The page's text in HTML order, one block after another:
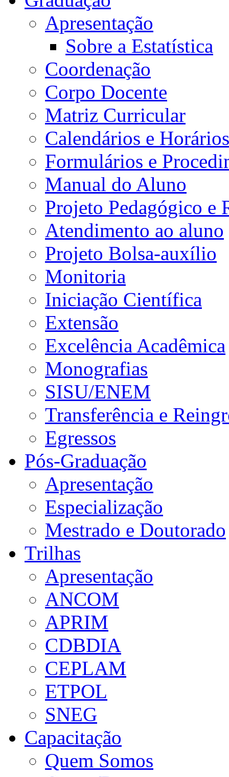
Apresentação
Sobre a Estatística
Coordenação
Corpo Docente
Matriz Curricular
Calendários e Horários
Formulários e
Manual do Aluno
Projeto Pedagógico e
Atendimento ao aluno
Projeto Bolsa-auxílio
Monitoria
Iniciação Científica
Extensão
Excelência Acadêmica
Monografias
SISU/ENEM
Transferência e
Egressos
Pós-Graduação
Apresentação
Especialização
Mestrado e Doutorado
Trilhas
Apresentação
ANCOM
APRIM
CDBDIA
CEPLAM
ETPOL
SNEG
Capacitação
Quem Somos